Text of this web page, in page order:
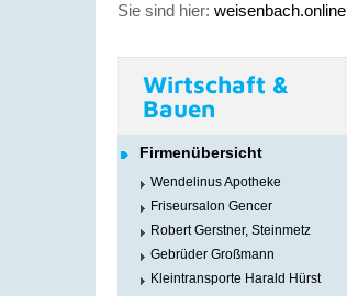
Sie sind hier: weisenbach.online
Wirtschaft &
Bauen
Firmenübersicht
Wendelinus Apotheke
Friseursalon Gencer
Robert Gerstner, Steinmetz
Gebrüder Großmann
Kleintransporte Harald Hürst